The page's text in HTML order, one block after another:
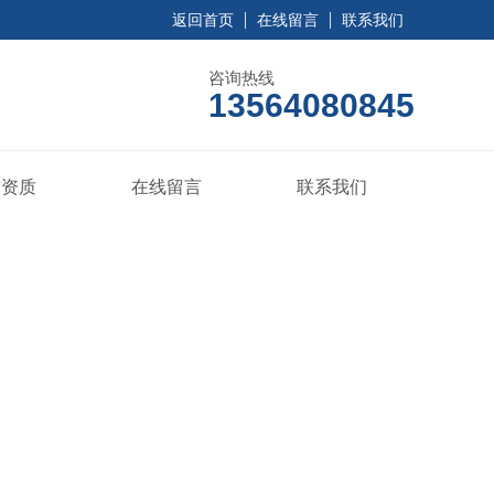
返回首页 在线留言 联系我们
咨询热线
13564080845
质 在线留言 联系我们